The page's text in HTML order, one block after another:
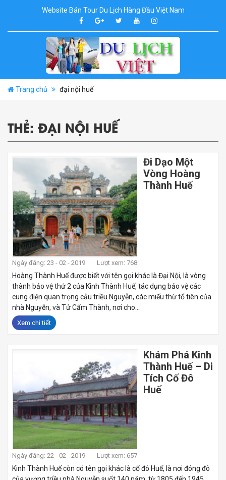
Website Bán Tour Du Lịch Hàng Đầu Việt Nam
Trang chủ đại nội huế
THẺ: ĐẠI NỘI HUẾ
Đi Dạo Một
Vòng Hoàng
Thành Huế
Ngày đăng: 23 - 02 - 2019 Lượt xem: 768
Hoàng Thành Huế được biết với tên gọi khác là Đại Nội, là vòng
thành bảo vệ thứ 2 của Kinh Thành Huế, tác dụng bảo vệ các
cung điện quan trọng cảu triều Nguyễn, các miếu thừ tổ tiên của
nhà Nguyễn, và Tử Cấm Thành, nơi cho...
Xem chi tiết
Khám Phá Kinh
Thành Huế – Di
Tích Cố Đô
Huế
Ngày đăng: 22 - 02 - 2019 Lượt xem: 657
Kinh Thành Huế còn có tên gọi khác là cố đô Huế, là nơi đóng đô